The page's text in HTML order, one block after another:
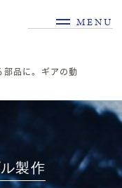
MENU
品に。ギアの動
製作